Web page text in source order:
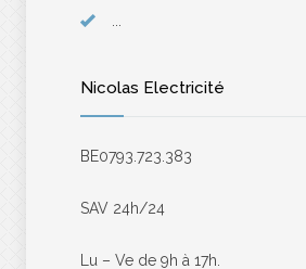
...
Nicolas Electricité
BE0793.723.383
SAV 24h/24
Lu – Ve de 9h à 17h.